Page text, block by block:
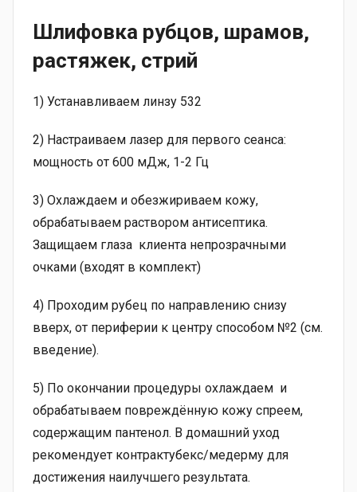
Шлифовка рубцов, шрамов,
растяжек, стрий
1) Устанавливаем линзу 532
2) Настраиваем лазер для первого сеанса:
мощность от 600 мДж, 1-2 Гц
3) Охлаждаем и обезжириваем кожу,
обрабатываем раствором антисептика.
Защищаем глаза клиента непрозрачными
очками (входят в комплект)
4) Проходим рубец по направлению снизу
вверх, от периферии к центру способом №2 (см.
введение).
5) По окончании процедуры охлаждаем и
обрабатываем повреждённую кожу спреем,
содержащим пантенол. В домашний уход
рекомендует контрактубекс/медерму для
достижения наилучшего результата.